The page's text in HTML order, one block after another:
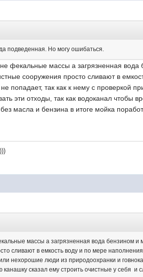
подведенная. Но могу ошибаться.
не фекальные массы а загрязненная
сооружения просто сливают в
попадает, так как к нему с проверкой
эти отходы, так как водоканал чтобы
масла и бензина в итоге мойка
массы а загрязненная вода бензином
сливают в емкость воду и по мере
нехорошие люди из природоохранки и
канашку сказал ему строить очистные у себя